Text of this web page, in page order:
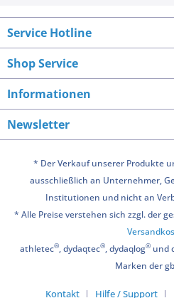
Service Hotline
Shop Service
Informationen
Newsletter
* Der Verkauf unserer Produkte
ausschließlich an Unternehmer,
Institutionen und nicht an
* Alle Preise verstehen sich zzgl. der
athletec®, dydaqtec®, dydaqlog®und
Marken der
Kontakt Hilfe / Support